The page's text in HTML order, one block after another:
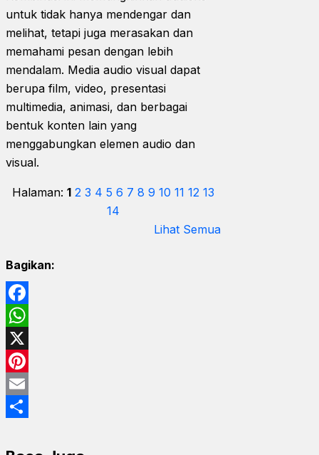
untuk tidak hanya mendengar dan
melihat, tetapi juga merasakan dan
memahami pesan dengan lebih
mendalam. Media audio visual dapat
berupa film, video, presentasi
multimedia, animasi, dan berbagai
bentuk konten lain yang
menggabungkan elemen audio dan
visual.
Halaman:1 2 3 4 5 6 7 8 9 10 11 12 13
14
Lihat Semua
Bagikan:
Facebook
WhatsApp
X
Pinterest
Email